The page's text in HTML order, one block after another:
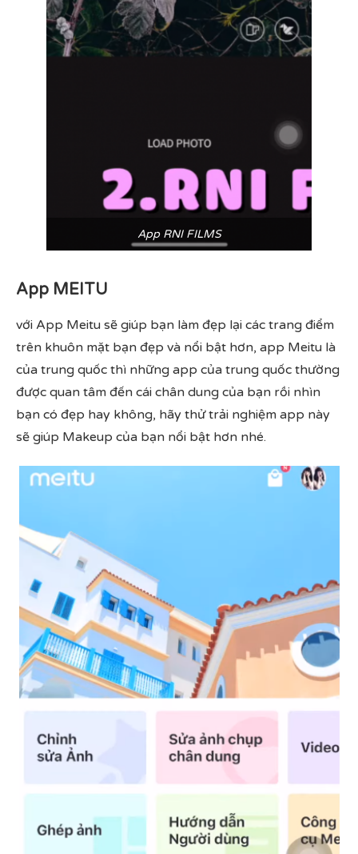
App RNI FILMS
App MEITU
với App Meitu sẽ giúp bạn làm đẹp lại các trang điểm
trên khuôn mặt bạn đẹp và nổi bật hơn, app Meitu là
của trung quốc thì những app của trung quốc thường
được quan tâm đến cái chân dung của bạn rồi nhìn
bạn có đẹp hay không, hãy thử trải nghiệm app này
sẽ giúp Makeup của bạn nổi bật hơn nhé.